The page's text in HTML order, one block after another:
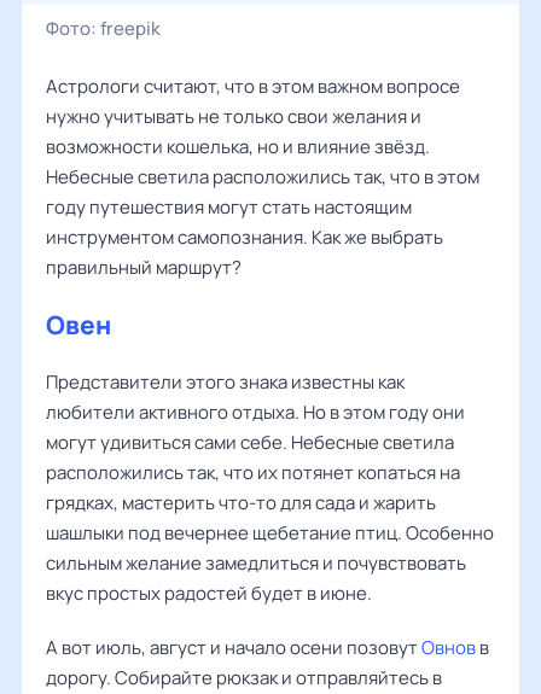
Фото: freepik
Астрологи считают, что в этом важном вопросе
нужно учитывать не только свои желания и
возможности кошелька, но и влияние звёзд.
Небесные светила расположились так, что в этом
году путешествия могут стать настоящим
инструментом самопознания. Как же выбрать
правильный маршрут?
Овен
Представители этого знака известны как
любители активного отдыха. Но в этом году они
могут удивиться сами себе. Небесные светила
расположились так, что их потянет копаться на
грядках, мастерить что-то для сада и жарить
шашлыки под вечернее щебетание птиц. Особенно
сильным желание замедлиться и почувствовать
вкус простых радостей будет в июне.
А вот июль, август и начало осени позовутОвновв
дорогу. Собирайте рюкзак и отправляйтесь в